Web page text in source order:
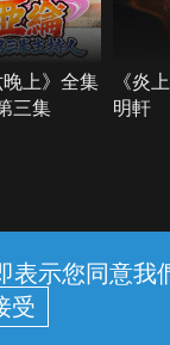
示您同意我
晚上》全集
三集
《炎
明軒